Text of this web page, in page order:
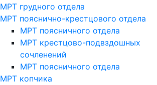
МРТ грудного отдела
МРТ пояснично-крестцового отдела
МРТ поясничного отдела
МРТ крестцово-подвздошных
сочленений
МРТ поясничного отдела
МРТ копчика